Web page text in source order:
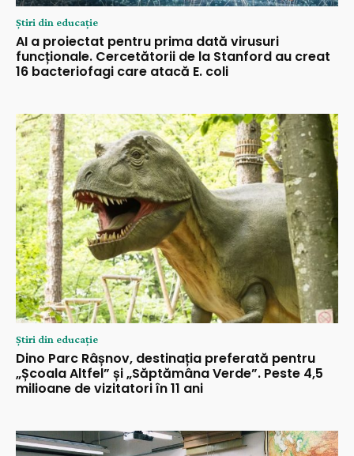
Știri din educație
AI a proiectat pentru prima dată virusuri
funcționale. Cercetătorii de la Stanford au creat
16 bacteriofagi care atacă E. coli
Știri din educație
Dino Parc Râșnov, destinația preferată pentru
„Școala Altfel” și „Săptămâna Verde”. Peste 4,5
milioane de vizitatori în 11 ani